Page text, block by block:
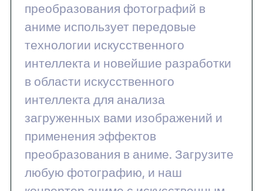
преобразования фотографий в
аниме использует передовые
технологии искусственного
интеллекта и новейшие разработки
в области искусственного
интеллекта для анализа
загруженных вами изображений и
применения эффектов
преобразования в аниме. Загрузите
любую фотографию, и наш